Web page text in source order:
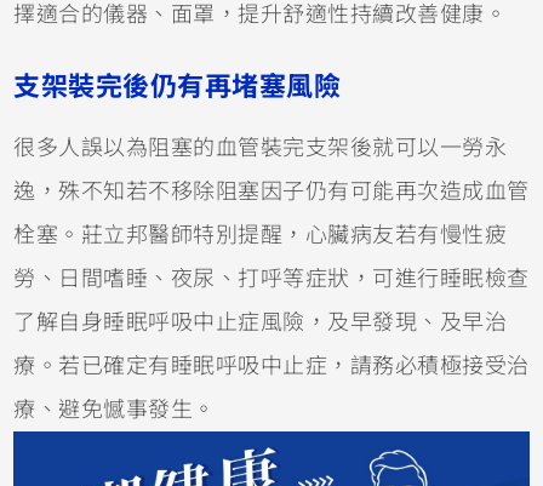
擇適合的儀器、面罩，提升舒適性持續改善健康。
支架裝完後仍有再堵塞風險
很多人誤以為阻塞的血管裝完支架後就可以一勞永
逸，殊不知若不移除阻塞因子仍有可能再次造成血管
栓塞。莊立邦醫師特別提醒，心臟病友若有慢性疲
勞、日間嗜睡、夜尿、打呼等症狀，可進行睡眠檢查
了解自身睡眠呼吸中止症風險，及早發現、及早治
療。若已確定有睡眠呼吸中止症，請務必積極接受治
療、避免憾事發生。